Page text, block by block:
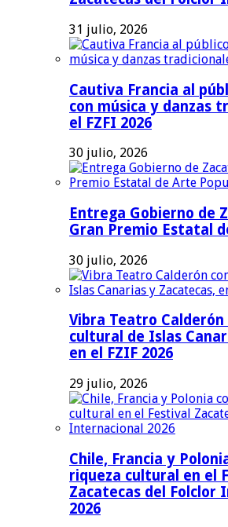
31 julio, 2026
Cautiva Francia al
con música y danzas
el FZFI 2026
30 julio, 2026
Entrega Gobierno de
Gran Premio Estatal
30 julio, 2026
Vibra Teatro Calderón
cultural de Islas
en el FZIF 2026
29 julio, 2026
Chile, Francia y
riqueza cultural en el
Zacatecas del Folclor
2026